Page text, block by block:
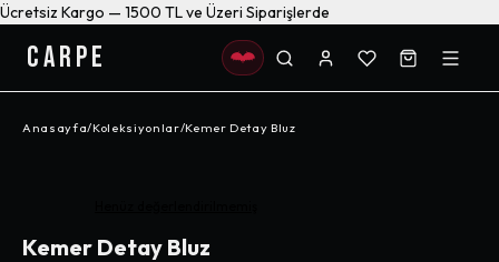
Ücretsiz Kargo — 1500 TL ve Üzeri Siparişlerde
CARPE
Anasayfa/Koleksiyonlar/Kemer Detay Bluz
Kemer Detay Bluz